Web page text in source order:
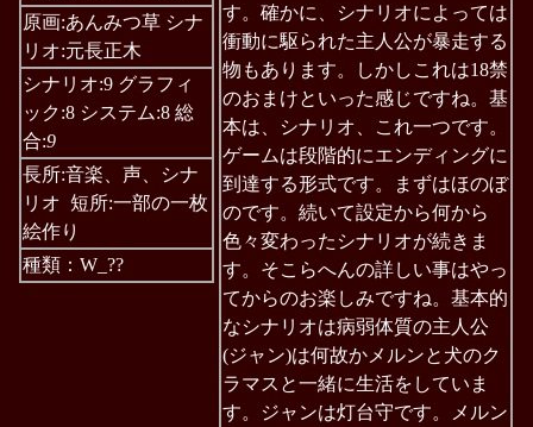
原画:あんみつ草 シナ
リオ:元長正木
シナリオ:9 グラフィ
ック:8 システム:8 総
合:9
長所:音楽、声、シナ
リオ 短所:一部の一枚
絵作り
種類：W_??
す。確かに、シナリオによっては
衝動に駆られた主人公が暴走する
物もあります。しかしこれは18禁
のおまけといった感じですね。基
本は、シナリオ、これ一つです。
ゲームは段階的にエンディングに
到達する形式です。まずはほのぼ
のです。続いて設定から何から
色々変わったシナリオが続きま
す。そこらへんの詳しい事はやっ
てからのお楽しみですね。基本的
なシナリオは病弱体質の主人公
(ジャン)は何故かメルンと犬のク
ラマスと一緒に生活をしていま
す。ジャンは灯台守です。メルン